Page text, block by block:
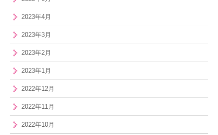
2023年4月
2023年3月
2023年2月
2023年1月
2022年12月
2022年11月
2022年10月